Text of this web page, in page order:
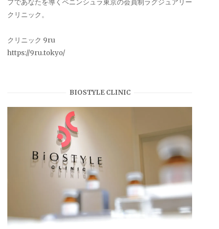
プであなたを導くペニンシュラ東京の会員制ラグジュアリー
クリニック。
クリニック 9ru
https://9ru.tokyo/
BIOSTYLE CLINIC